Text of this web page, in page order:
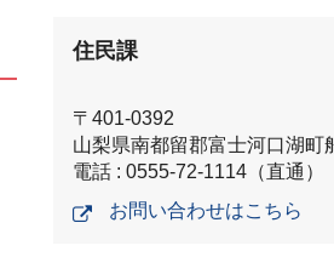
住民課
〒401-0392
山梨県南都留郡富士河口湖町
電話 : 0555-72-1114（直通）
お問い合わせはこちら